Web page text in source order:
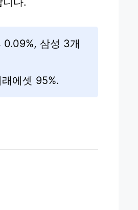
0.09%, 삼성 3개
에셋 95%.